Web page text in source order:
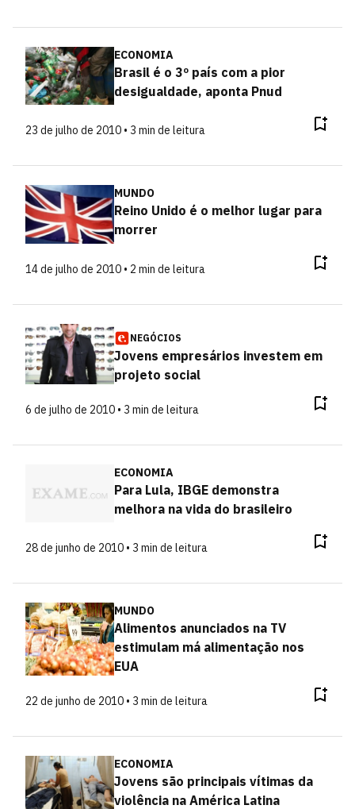
ECONOMIA
Brasil é o 3º país com a pior
desigualdade, aponta Pnud
23 de julho de 2010 • 3 min de leitura
MUNDO
Reino Unido é o melhor lugar para
morrer
14 de julho de 2010 • 2 min de leitura
NEGÓCIOS
Jovens empresários investem em
projeto social
6 de julho de 2010 • 3 min de leitura
ECONOMIA
Para Lula, IBGE demonstra
melhora na vida do brasileiro
28 de junho de 2010 • 3 min de leitura
MUNDO
Alimentos anunciados na TV
estimulam má alimentação nos
EUA
22 de junho de 2010 • 3 min de leitura
ECONOMIA
Jovens são principais vítimas da
violência na América Latina